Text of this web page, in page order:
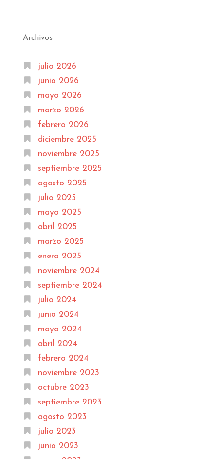
Archivos
julio 2026
junio 2026
mayo 2026
marzo 2026
febrero 2026
diciembre 2025
noviembre 2025
septiembre 2025
agosto 2025
julio 2025
mayo 2025
abril 2025
marzo 2025
enero 2025
noviembre 2024
septiembre 2024
julio 2024
junio 2024
mayo 2024
abril 2024
febrero 2024
noviembre 2023
octubre 2023
septiembre 2023
agosto 2023
julio 2023
junio 2023